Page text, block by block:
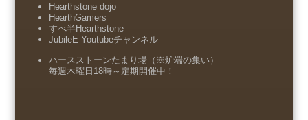
Hearthstone dojo
HearthGamers
すべ半Hearthstone
JubileE Youtubeチャンネル
ハースストーンたまり場（※炉端の集い）
毎週木曜日18時～定期開催中！